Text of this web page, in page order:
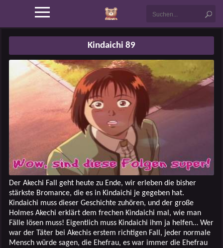
Kindaichi 89
Der Akechi Fall geht heute zu Ende, wir erleben die bisher
stärkste Bromance, die es in Kindaichi je gegeben hat.
Kindaichi muss dieser Geschichte zuhören, und der große
Holmes Akechi erklärt dem frechen Kindaichi mal, wie man
Fälle lösen muss! Eigentlich muss Kindaichi ihm ja helfen… Wer
war der Täter bei Akechis erstem richtigen Fall, jeder normale
Mensch würde sagen, die Ehefrau, es war immer die Ehefrau